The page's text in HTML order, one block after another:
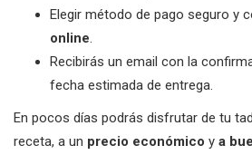
Elegir método de pago seguro y
online.
Recibirás un email con la
fecha estimada de entrega.
En pocos días podrás disfrutar de tu
receta, a un precio económico y a